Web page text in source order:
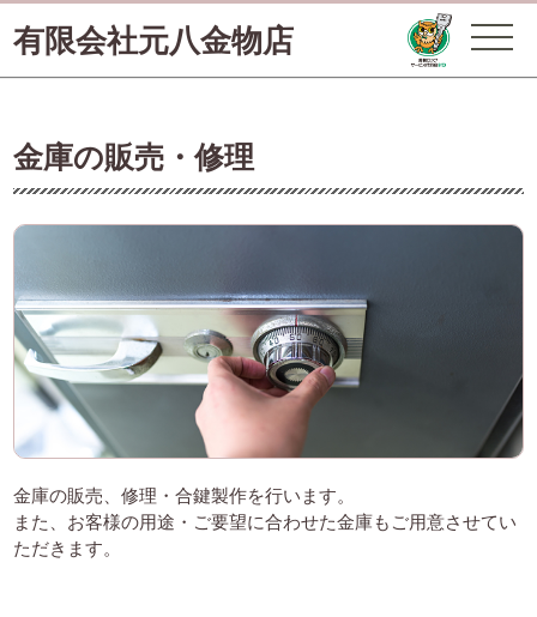
有限会社元八金物店
金庫の販売・修理
金庫の販売、修理・合鍵製作を行います。
また、お客様の用途・ご要望に合わせた金庫もご用意させてい
ただきます。